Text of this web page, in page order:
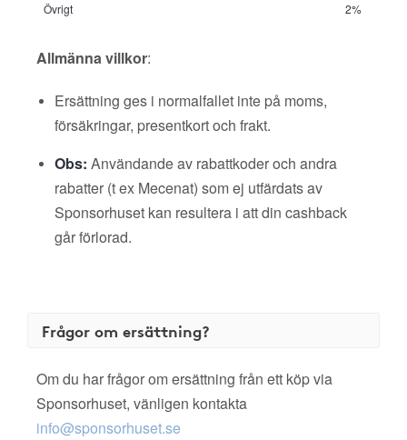
Övrigt
2%
Allmänna villkor:
Ersättning ges i normalfallet inte på moms,
försäkringar, presentkort och frakt.
Obs: Användande av rabattkoder och andra
rabatter (t ex Mecenat) som ej utfärdats av
Sponsorhuset kan resultera i att din cashback
går förlorad.
Frågor om ersättning?
Om du har frågor om ersättning från ett köp via
Sponsorhuset, vänligen kontakta
info@sponsorhuset.se